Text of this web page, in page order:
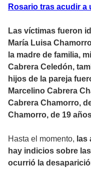
Rosario tras acudir a
Las víctimas fueron
María Luisa
la madre de familia,
Cabrera Celedón,
hijos de la pareja
Marcelino Cabrera
Cabrera Chamorro,
Chamorro, de 19
Hasta el momento, las
hay indicios sobre
ocurrió la